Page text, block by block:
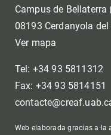
Campus de Bellaterra
08193 Cerdanyola
Ver mapa
Tel: +34 93 5811312
Fax: +34 93 5814151
Web elaborada gracias a la